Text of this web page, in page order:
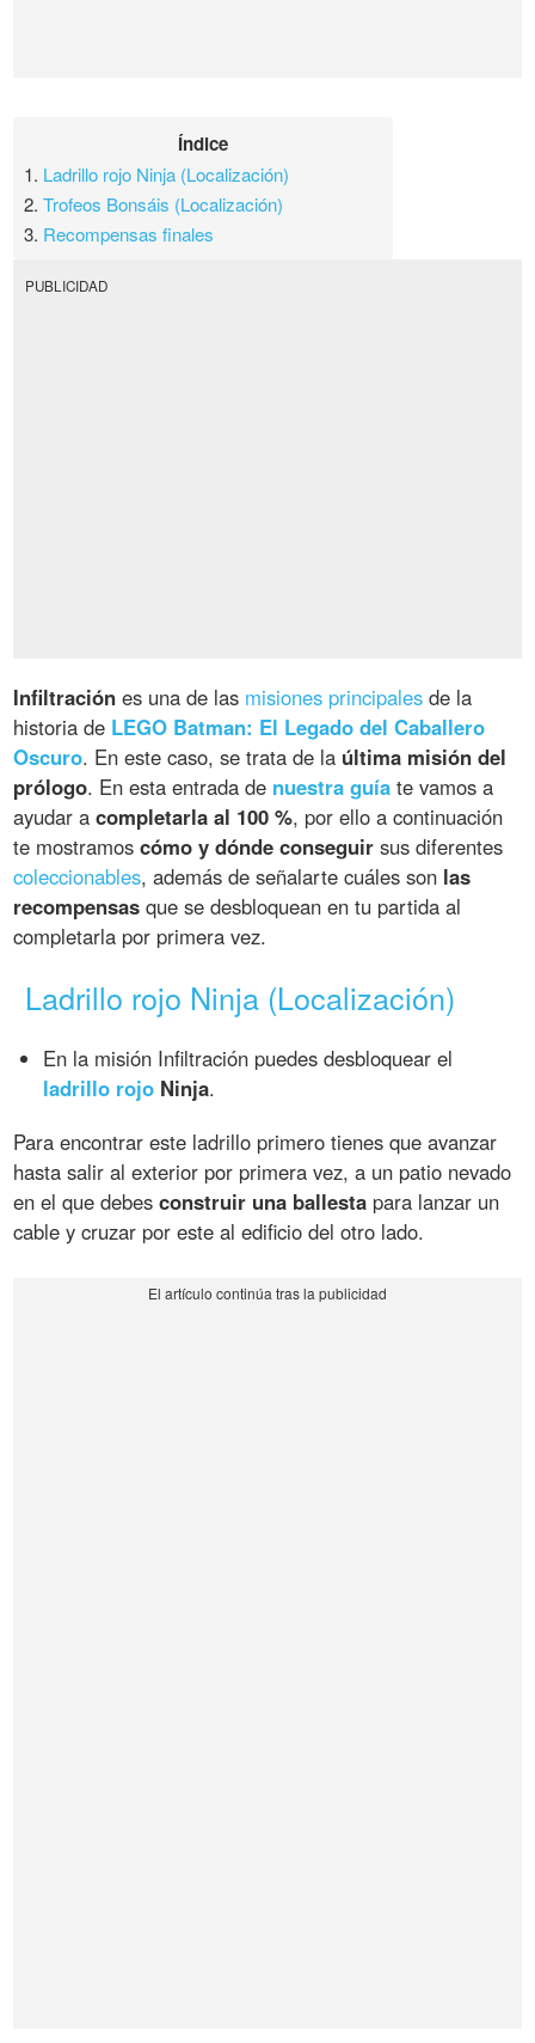
Índice
1. Ladrillo rojo Ninja (Localización)
2.Trofeos Bonsáis (Localización)
3. Recompensas finales
PUBLICIDAD
Infiltración es una de las misiones principales de la
historia de LEGO Batman: El Legado del Caballero
Oscuro. En este caso, se trata de la última misión del
prólogo. En esta entrada de nuestra guía te vamos a
ayudar acompletarla al 100 %, por ello a continuación
te mostramoscómo y dónde conseguir sus diferentes
coleccionables, además de señalarte cuáles son las
recompensas que se desbloquean en tu partida al
completarla por primera vez.
Ladrillo rojo Ninja (Localización)
En la misión Infiltración puedes desbloquear el
ladrillo rojo Ninja.
Para encontrar este ladrillo primero tienes que avanzar
hasta salir al exterior por primera vez, a un patio nevado
en el que debesconstruir una ballesta para lanzar un
cable y cruzar por este al edificio del otro lado.